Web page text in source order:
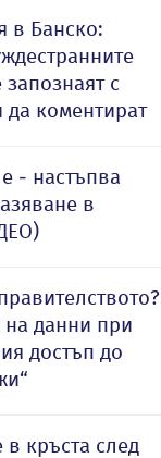
в Банско:
с
да коментират
- настъпва
в
данни при
достъп до
кръста след